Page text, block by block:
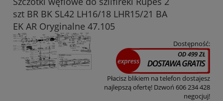
szt BR BK SL42 LH16/18 LHR15/21 BA
EK AR Oryginalne 47.105
Dostępność:
Płacisz blikiem na telefon dostajesz
najlepszą ofertę! Dzwoń 606 234 428
negocjuj!